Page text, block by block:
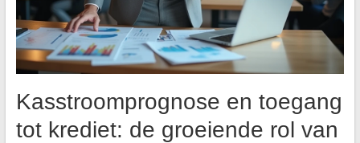
Kasstroomprognose en toegang
tot krediet: de groeiende rol van